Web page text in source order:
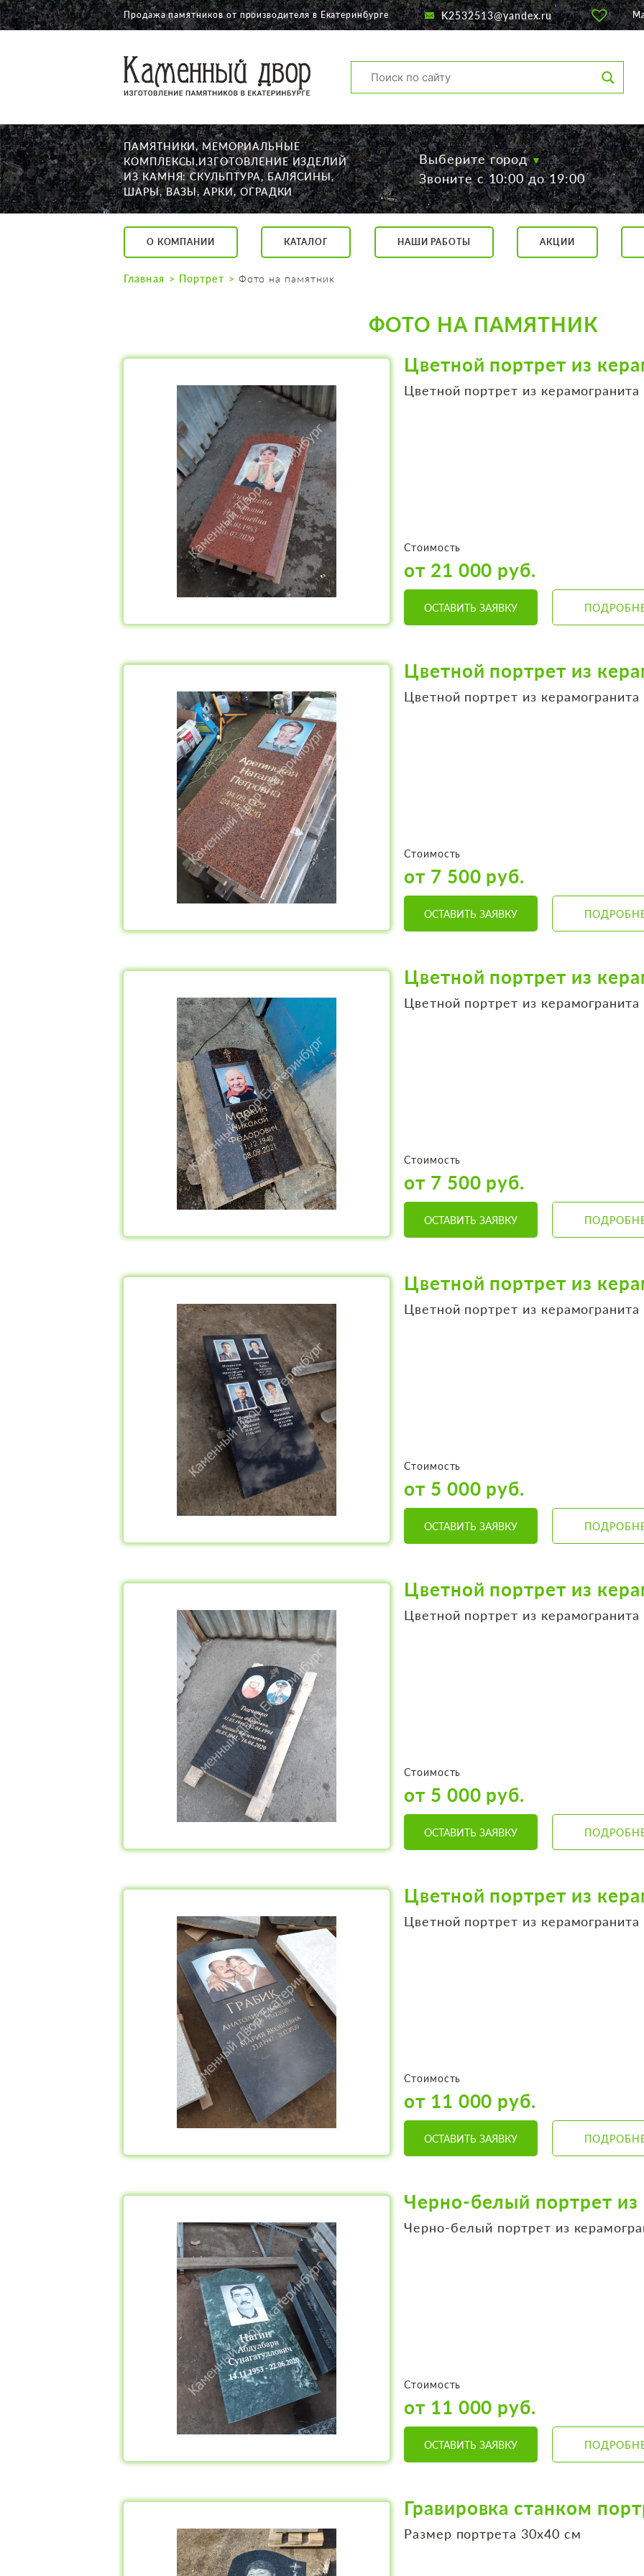
О КОМПАНИИ
КАТАЛОГ
НАШИ РАБОТЫ
АКЦИИ
ДОСТАВКА
КОНТАКТЫ
K2532513@yandex.ru
Екатеринбург, Щорса, 56
Суббота с 11:00 до 17:00
Продажа памятников от производителя в Екатеринбурге K2532513@yandex.ru
ПАМЯТНИКИ, МЕМОРИАЛЬНЫЕ
КОМПЛЕКСЫ,ИЗГОТОВЛЕНИЕ ИЗДЕЛИЙ
ИЗ КАМНЯ: СКУЛЬПТУРА, БАЛЯСИНЫ,
ШАРЫ, ВАЗЫ, АРКИ, ОГРАДКИ
Выберите город
Звоните с 10:00 до 19:00
О КОМПАНИИ КАТАЛОГ НАШИ РАБОТЫ АКЦИИ
Главная Портрет Фото на памятник
ФОТО НА ПАМЯТНИК
Цветной портрет из
Цветной портрет из керамогранита
Стоимость
от 21 000 руб.
ОСТАВИТЬ ЗАЯВКУ
Цветной портрет из
Цветной портрет из керамогранита
Стоимость
от 7 500 руб.
ОСТАВИТЬ ЗАЯВКУ
Цветной портрет из
Цветной портрет из керамогранита
Стоимость
от 7 500 руб.
ОСТАВИТЬ ЗАЯВКУ
Цветной портрет из
Цветной портрет из керамогранита
Стоимость
от 5 000 руб.
ОСТАВИТЬ ЗАЯВКУ
Цветной портрет из
Цветной портрет из керамогранита
Стоимость
от 5 000 руб.
ОСТАВИТЬ ЗАЯВКУ
Цветной портрет из
Цветной портрет из керамогранита
Стоимость
от 11 000 руб.
ОСТАВИТЬ ЗАЯВКУ
Черно-белый портрет из
Черно-белый портрет из
Стоимость
от 11 000 руб.
ОСТАВИТЬ ЗАЯВКУ
Гравировка станком
Размер портрета 30х40 см